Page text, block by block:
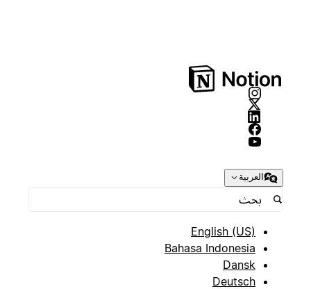
العربية
English (US)
Bahasa Indonesia
Dansk
Deutsch